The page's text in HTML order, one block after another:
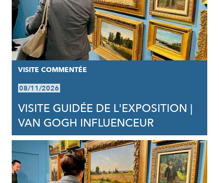
VISITE COMMENTÉE
08/11/2026
VISITE GUIDÉE DE L'EXPOSITION |
VAN GOGH INFLUENCEUR